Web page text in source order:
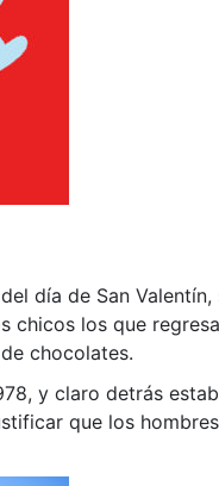
día de San
chicos los que
chocolates.
y claro detrás
que los